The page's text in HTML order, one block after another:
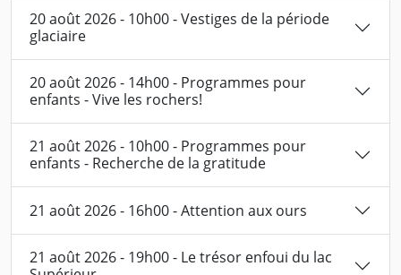
20 août 2026 - 10h00 - Vestiges de la période
glaciaire
20 août 2026 - 14h00 - Programmes pour
enfants - Vive les rochers!
21 août 2026 - 10h00 - Programmes pour
enfants - Recherche de la gratitude
21 août 2026 - 16h00 - Attention aux ours
21 août 2026 - 19h00 - Le trésor enfoui du lac